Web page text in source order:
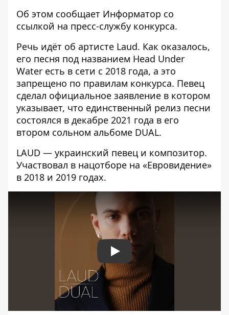
Об этом сообщает Информатор со
ссылкой на пресс-службу конкурса.
Речь идёт об артисте Laud. Как оказалось,
его песня под названием Head Under
Water есть в сети с 2018 года, а это
запрещено по правилам конкурса. Певец
сделал официальное заявление в котором
указывает, что единственный релиз песни
состоялся в декабре 2021 года в его
втором сольном альбоме DUAL.
LAUD — украинский певец и композитор.
Участвовал в нацотборе на «Евровидение»
в 2018 и 2019 годах.
Play